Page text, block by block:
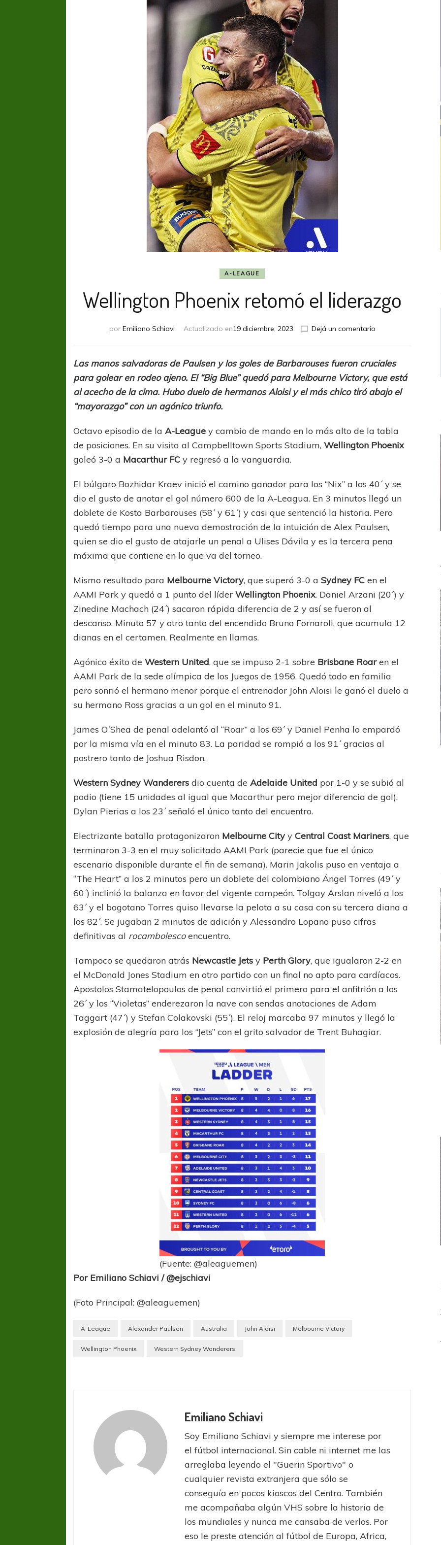
A-LEAGUE
Wellington Phoenix retomó el liderazgo
por Emiliano Schiavi Actualizado en19 diciembre, 2023 Dejá un comentarioen
retomó
el
liderazgo
Las manos salvadoras de Paulsen y los goles de Barbarouses fueron cruciales
para golear en rodeo ajeno. El “Big Blue” quedó para Melbourne Victory, que está
al acecho de la cima. Hubo duelo de hermanos Aloisi y el más chico tiró abajo el
“mayorazgo” con un agónico triunfo.
Octavo episodio de la A-League y cambio de mando en lo más alto de la tabla
de posiciones. En su visita al Campbelltown Sports Stadium,Wellington Phoenix
goleó 3-0 a Macarthur FC y regresó a la vanguardia.
El búlgaro Bozhidar Kraev inició el camino ganador para los “Nix” a los 40´ y se
dio el gusto de anotar el gol número 600 de la A-Leagua. En 3 minutos llegó un
doblete de Kosta Barbarouses (58´ y 61´) y casi que sentenció la historia. Pero
quedó tiempo para una nueva demostración de la intuición de Alex Paulsen,
quien se dio el gusto de atajarle un penal a Ulises Dávila y es la tercera pena
máxima que contiene en lo que va del torneo.
Mismo resultado para Melbourne Victory, que superó 3-0 aSydney FC en el
AAMI Park y quedó a 1 punto del líderWellington Phoenix. Daniel Arzani (20´) y
Zinedine Machach (24´) sacaron rápida diferencia de 2 y así se fueron al
descanso. Minuto 57 y otro tanto del encendido Bruno Fornaroli, que acumula 12
dianas en el certamen. Realmente en llamas.
Agónico éxito deWestern United, que se impuso 2-1 sobre Brisbane Roaren el
AAMI Park de la sede olímpica de los Juegos de 1956. Quedó todo en familia
pero sonrió el hermano menor porque el entrenador John Aloisi le ganó el duelo a
su hermano Ross gracias a un gol en el minuto 91.
James O´Shea de penal adelantó al “Roar” a los 69´ y Daniel Penha lo empardó
por la misma vía en el minuto 83. La paridad se rompió a los 91´ gracias al
postrero tanto de Joshua Risdon.
Western Sydney Wanderersdio cuenta de Adelaide United por 1-0 y se subió al
podio (tiene 15 unidades al igual que Macarthur pero mejor diferencia de gol).
Dylan Pierias a los 23´ señaló el único tanto del encuentro.
Electrizante batalla protagonizaron Melbourne Cityy Central Coast Mariners, que
terminaron 3-3 en el muy solicitado AAMI Park (parecie que fue el único
escenario disponible durante el fin de semana). Marin Jakolis puso en ventaja a
“The Heart” a los 2 minutos pero un doblete del colombiano Ángel Torres (49´ y
60´) inclinió la balanza en favor del vigente campeón. Tolgay Arslan niveló a los
63´ y el bogotano Torres quiso llevarse la pelota a su casa con su tercera diana a
los 82´. Se jugaban 2 minutos de adición y Alessandro Lopano puso cifras
definitivas al rocambolescoencuentro.
Tampoco se quedaron atrás Newcastle Jetsy Perth Glory, que igualaron 2-2 en
el McDonald Jones Stadium en otro partido con un final no apto para cardíacos.
Apostolos Stamatelopoulos de penal convirtió el primero para el anfitrión a los
26´ y los “Violetas” enderezaron la nave con sendas anotaciones de Adam
Taggart (47´) y Stefan Colakovski (55´). El reloj marcaba 97 minutos y llegó la
explosión de alegría para los “Jets” con el grito salvador de Trent Buhagiar.
(Fuente: @aleaguemen)
Por Emiliano Schiavi / @ejschiavi
(Foto Principal: @aleaguemen)
A-League Alexander Paulsen Australia John Aloisi Melbourne Victory
Wellington Phoenix Western Sydney Wanderers
Emiliano Schiavi
Soy Emiliano Schiavi y siempre me interese por
el fútbol internacional. Sin cable ni internet me las
arreglaba leyendo el "Guerin Sportivo" o
cualquier revista extranjera que sólo se
conseguía en pocos kioscos del Centro. También
me acompañaba algún VHS sobre la historia de
los mundiales y nunca me cansaba de verlos. Por
eso le preste atención al fútbol de Europa, Africa,
COPA SUDAMERICANA TIGRE
A pesar de la derrota Tigre avanzó a
COPA SUDAMERICANA
LIGA DE LA COSTA
Las campeonas festejaron ante su gente Tiro se quedó con la primera semifinal